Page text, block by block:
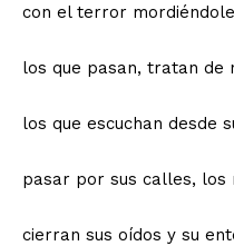
con el terror
los que pasan, tratan de
los que escuchan desde
pasar por sus calles, los
cierran sus oídos y su